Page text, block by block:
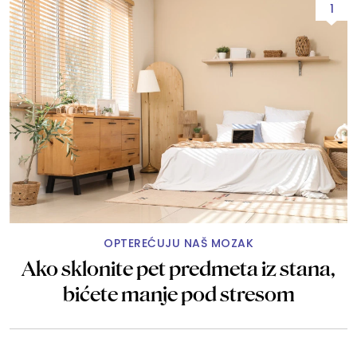
1
OPTEREĆUJU NAŠ MOZAK
Ako sklonite pet predmeta iz stana,
bićete manje pod stresom